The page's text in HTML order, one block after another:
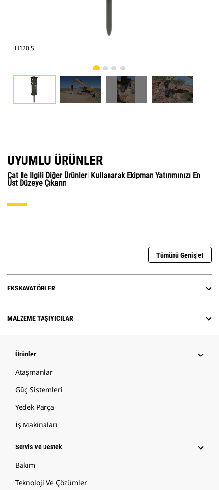
H120 S
UYUMLU ÜRÜNLER
Cat Ile Ilgili Diğer Ürünleri Kullanarak Ekipman Yatırımınızı En
Üst Düzeye Çıkarın
Tümünü Genişlet
EKSKAVATÖRLER
MALZEME TAŞIYICILAR
Ürünler
Ataşmanlar
Güç Sistemleri
Yedek Parça
İş Makinaları
Servis Ve Destek
Bakım
Teknoloji Ve Çözümler